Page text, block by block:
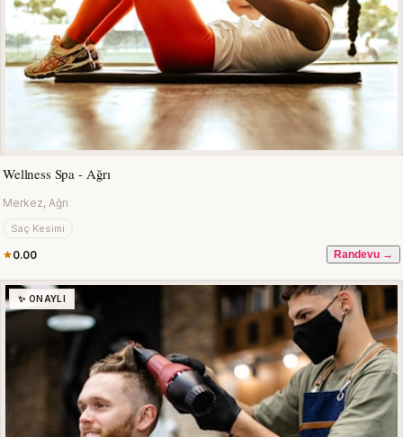
Wellness Spa - Ağrı
Merkez, Ağrı
Saç Kesimi
0.00 Randevu →
✨ ONAYLI